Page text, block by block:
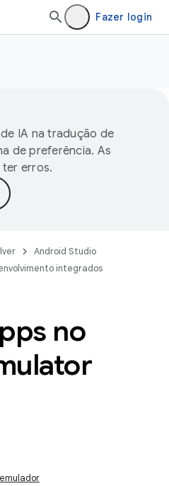
Fazer login
IA na tradução de
de preferência. As
erros.
Android Studio
integrados
no